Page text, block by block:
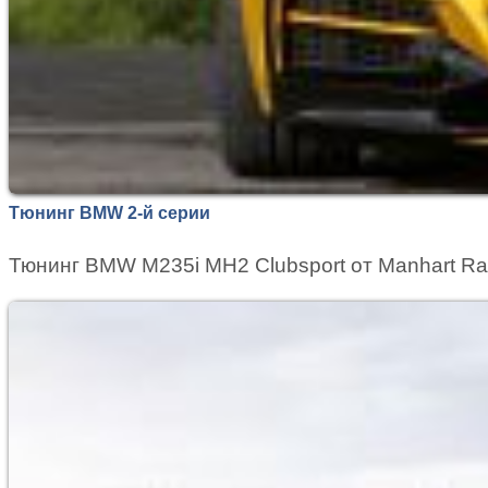
Тюнинг BMW 2-й серии
Тюнинг BMW M235i MH2 Clubsport от Manhart